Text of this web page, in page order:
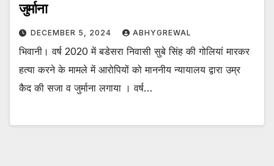
जुर्माना
DECEMBER 5, 2024 ABHYGREWAL
भिवानी। वर्ष 2020 में बडेसरा निवासी सुबे सिंह की गोलियां मारकर
हत्या करने के मामले में आरोपियों को माननीय न्यायालय द्वारा उम्र
कैद की सजा व जुर्माना लगाया । वर्ष…